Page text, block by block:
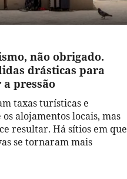
não obrigado.
drásticas para
pressão
taxas turísticas e
alojamentos locais, mas
resultar. Há sítios em que
se tornaram mais